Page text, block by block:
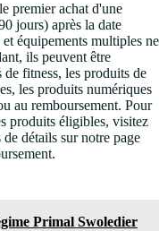
premier achat d'une
jours) après la date
équipements multiples ne
ils peuvent être
fitness, les produits de
les produits numériques
au remboursement. Pour
produits éligibles, visitez
détails sur notre page
Primal Swoledier